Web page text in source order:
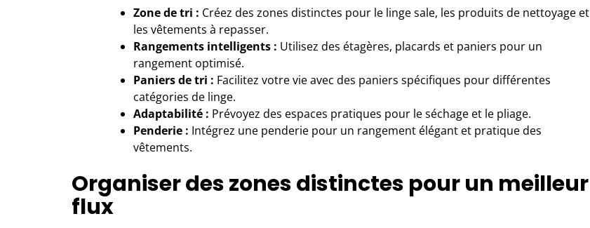
Zone de tri : Créez des zones distinctes pour le linge sale, les produits de nettoyage et
les vêtements à repasser.
Rangements intelligents : Utilisez des étagères, placards et paniers pour un
rangement optimisé.
Paniers de tri : Facilitez votre vie avec des paniers spécifiques pour différentes
catégories de linge.
Adaptabilité : Prévoyez des espaces pratiques pour le séchage et le pliage.
Penderie : Intégrez une penderie pour un rangement élégant et pratique des
vêtements.
Organiser des zones distinctes pour un meilleur
flux